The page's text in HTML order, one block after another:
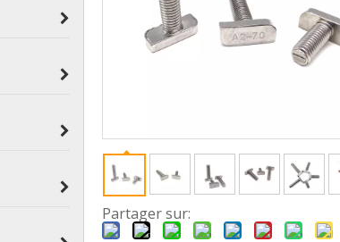
Partager sur: